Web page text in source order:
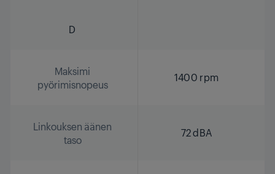
D
Maksimi
pyörimisnopeus
1400 rpm
Linkouksen äänen
taso
72 dBA